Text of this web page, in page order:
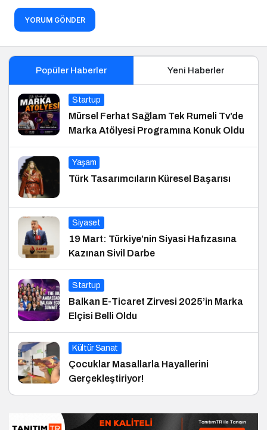
YORUM GÖNDER
Popüler Haberler Yeni Haberler
Startup
Mürsel Ferhat Sağlam Tek Rumeli Tv’de
Marka Atölyesi Programına Konuk Oldu
Yaşam
Türk Tasarımcıların Küresel Başarısı
Siyaset
19 Mart: Türkiye’nin Siyasi Hafızasına
Kazınan Sivil Darbe
Startup
Balkan E-Ticaret Zirvesi 2025’in Marka
Elçisi Belli Oldu
Kültür Sanat
Çocuklar Masallarla Hayallerini
Gerçekleştiriyor!